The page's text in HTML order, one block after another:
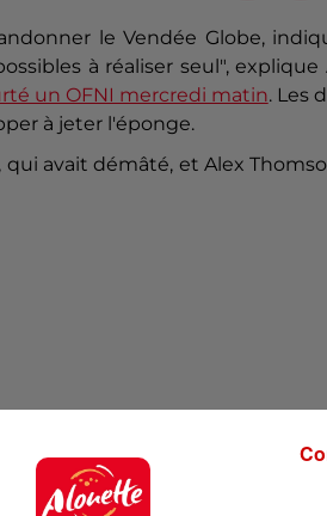
le Vendée Globe,
à réaliser seul", explique
un OFNI mercredi matin. Les
à jeter l'éponge.
avait démâté, et Alex